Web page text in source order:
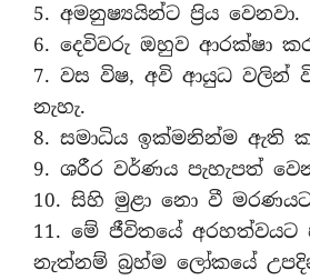
5. අමනුෂ්‍යයින්ට ප‍්‍රිය වෙනවා.
6. දෙවිවරු ඔහුව ආරක්ෂා
7. වස විෂ, අවි ආයුධ වලින්
නැහැ.
8. සමාධිය ඉක්මනින්ම ඇති
9. ශරීර වර්ණය පැහැපත්
10. සිහි මුළා නො වී
11. මේ ජීවිතයේ
නැත්නම් බ‍්‍රහ්ම ලෝකයේ